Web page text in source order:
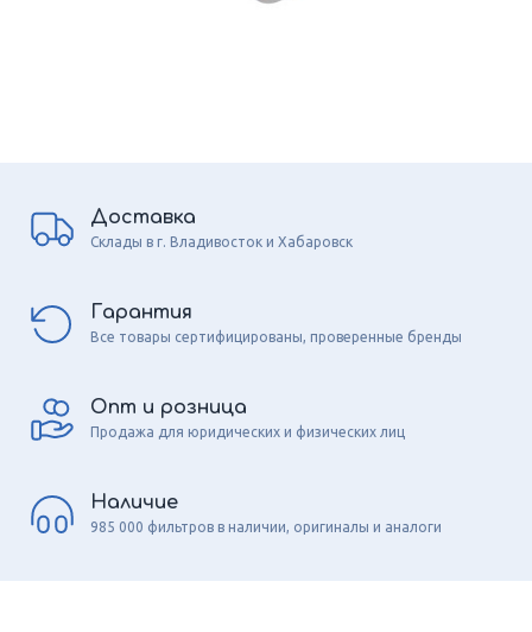
Доставка
Склады в г. Владивосток и Хабаровск
Гарантия
Все товары сертифицированы, проверенные бренды
Опт и розница
Продажа для юридических и физических лиц
Наличие
985 000 фильтров в наличии, оригиналы и аналоги